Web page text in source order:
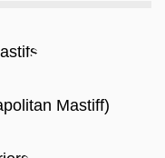
Mastiff)